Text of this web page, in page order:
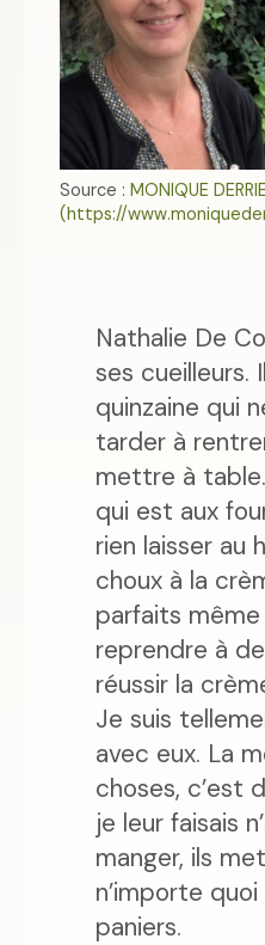
Source : MONIQUE
(https://
Nathalie De
ses cueilleurs.
quinzaine qui
tarder à
mettre à
qui est aux
rien laisser au
choux à la
parfaits même
reprendre à
réussir la
Je suis
avec eux. La
choses, c’est
je leur faisais
manger, ils
n’importe
paniers.